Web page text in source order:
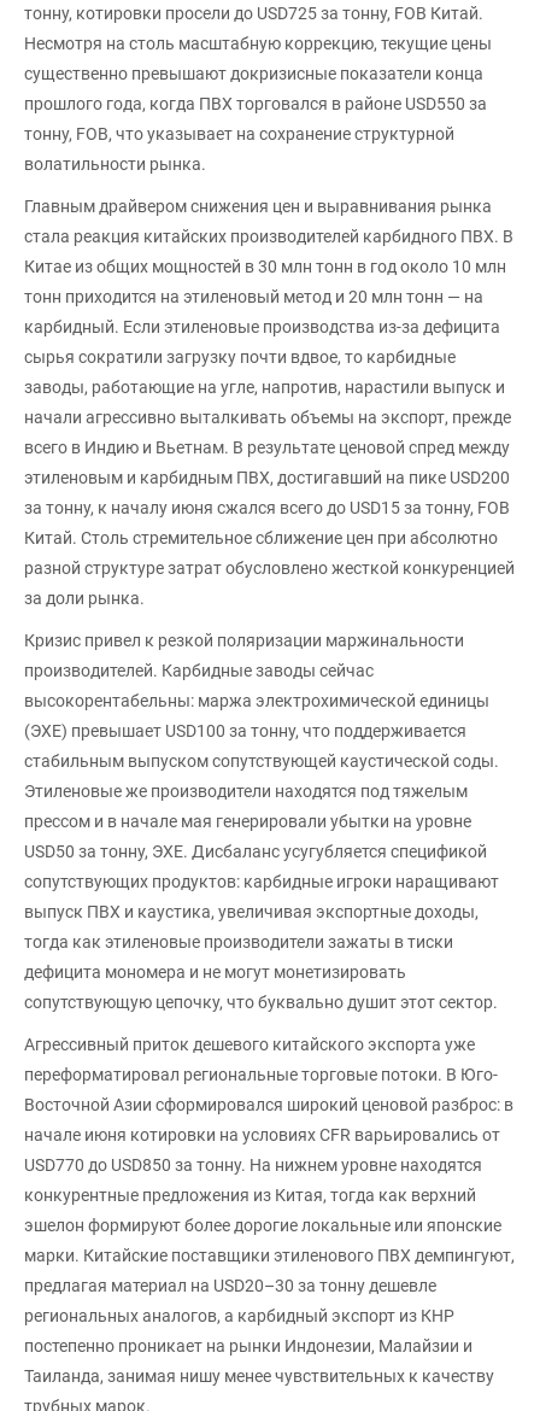
тонну, котировки просели до USD725 за тонну, FOB Китай.
Несмотря на столь масштабную коррекцию, текущие цены
существенно превышают докризисные показатели конца
прошлого года, когда ПВХ торговался в районе USD550 за
тонну, FOB, что указывает на сохранение структурной
волатильности рынка.
Главным драйвером снижения цен и выравнивания рынка
стала реакция китайских производителей карбидного ПВХ. В
Китае из общих мощностей в 30 млн тонн в год около 10 млн
тонн приходится на этиленовый метод и 20 млн тонн — на
карбидный. Если этиленовые производства из-за дефицита
сырья сократили загрузку почти вдвое, то карбидные
заводы, работающие на угле, напротив, нарастили выпуск и
начали агрессивно выталкивать объемы на экспорт, прежде
всего в Индию и Вьетнам. В результате ценовой спред между
этиленовым и карбидным ПВХ, достигавший на пике USD200
за тонну, к началу июня сжался всего до USD15 за тонну, FOB
Китай. Столь стремительное сближение цен при абсолютно
разной структуре затрат обусловлено жесткой конкуренцией
за доли рынка.
Кризис привел к резкой поляризации маржинальности
производителей. Карбидные заводы сейчас
высокорентабельны: маржа электрохимической единицы
(ЭХЕ) превышает USD100 за тонну, что поддерживается
стабильным выпуском сопутствующей каустической соды.
Этиленовые же производители находятся под тяжелым
прессом и в начале мая генерировали убытки на уровне
USD50 за тонну, ЭХЕ. Дисбаланс усугубляется спецификой
сопутствующих продуктов: карбидные игроки наращивают
выпуск ПВХ и каустика, увеличивая экспортные доходы,
тогда как этиленовые производители зажаты в тиски
дефицита мономера и не могут монетизировать
сопутствующую цепочку, что буквально душит этот сектор.
Агрессивный приток дешевого китайского экспорта уже
переформатировал региональные торговые потоки. В Юго-
Восточной Азии сформировался широкий ценовой разброс: в
начале июня котировки на условиях CFR варьировались от
USD770 до USD850 за тонну. На нижнем уровне находятся
конкурентные предложения из Китая, тогда как верхний
эшелон формируют более дорогие локальные или японские
марки. Китайские поставщики этиленового ПВХ демпингуют,
предлагая материал на USD20–30 за тонну дешевле
региональных аналогов, а карбидный экспорт из КНР
постепенно проникает на рынки Индонезии, Малайзии и
Таиланда, занимая нишу менее чувствительных к качеству
трубных марок.